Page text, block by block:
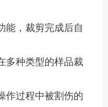
能，裁剪完成后自
多种类型的样品裁
作过程中被割伤的